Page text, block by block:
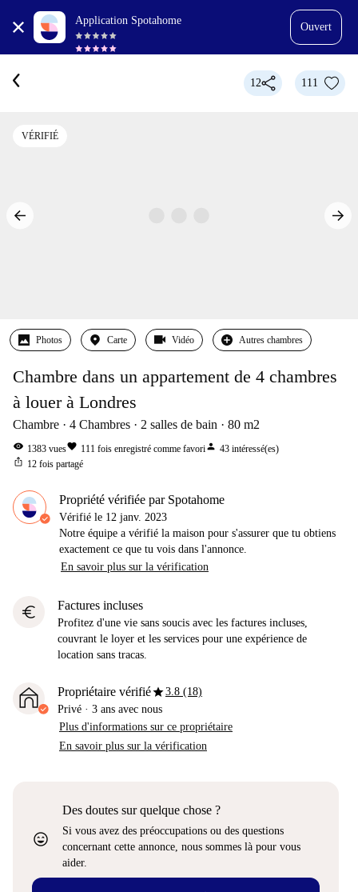
Application Spotahome
Ouvert
12 111
VÉRIFIÉ
Photos Carte Vidéo Autres chambres
Chambre dans un appartement de 4 chambres
à louer à Londres
Chambre 4 Chambres 2 salles de bain 80 m2
visibility 1383 vuesfavorite 111 fois enregistré comme favoriperson 43 intéressé(es)
ios_share 12 fois partagé
Propriété vérifiée par Spotahome
Vérifié le 12 janv. 2023
Notre équipe a vérifié la maison pour s'assurer que tu obtiens
exactement ce que tu vois dans l'annonce.
En savoir plus sur la vérification
euro Factures incluses
Profitez d'une vie sans soucis avec les factures incluses,
couvrant le loyer et les services pour une expérience de
location sans tracas.
Propriétaire vérifiéstar3.8 (18)
Privé · 3 ans avec nous
Plus d'informations sur ce propriétaire
En savoir plus sur la vérification
sentiment_very_satisfied
Des doutes sur quelque chose ?
Si vous avez des préoccupations ou des questions
concernant cette annonce, nous sommes là pour vous
aider.